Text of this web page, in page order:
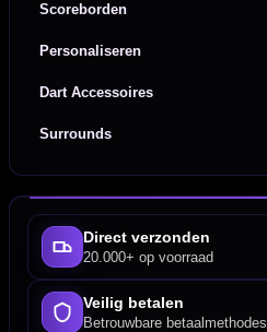
Scoreborden
Personaliseren
Dart Accessoires
Surrounds
Direct verzonden
20.000+ op voorraad
Veilig betalen
Betrouwbare betaalmethodes